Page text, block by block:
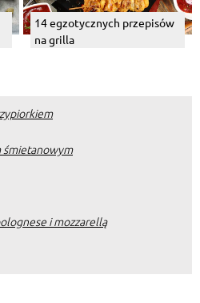
14 egzotycznych przepisów
na grilla
śmietanowym
i mozzarellą